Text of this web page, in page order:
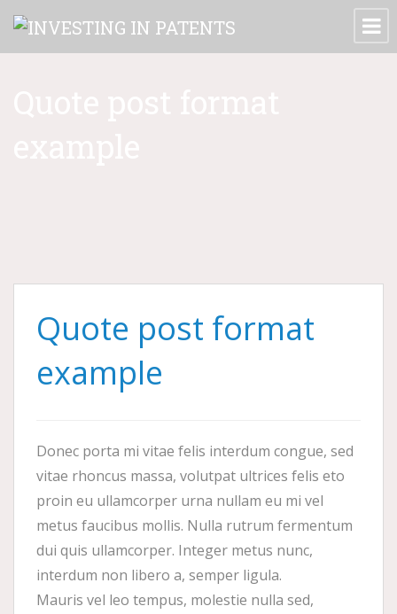
Quote post format
example
Donec porta mi vitae felis interdum congue, sed
vitae rhoncus massa, volutpat ultrices felis eto
proin eu ullamcorper urna nullam eu mi vel
metus faucibus mollis. Nulla rutrum fermentum
dui quis ullamcorper. Integer metus nunc,
interdum non libero a, semper ligula.
Mauris vel leo tempus, molestie nulla sed,